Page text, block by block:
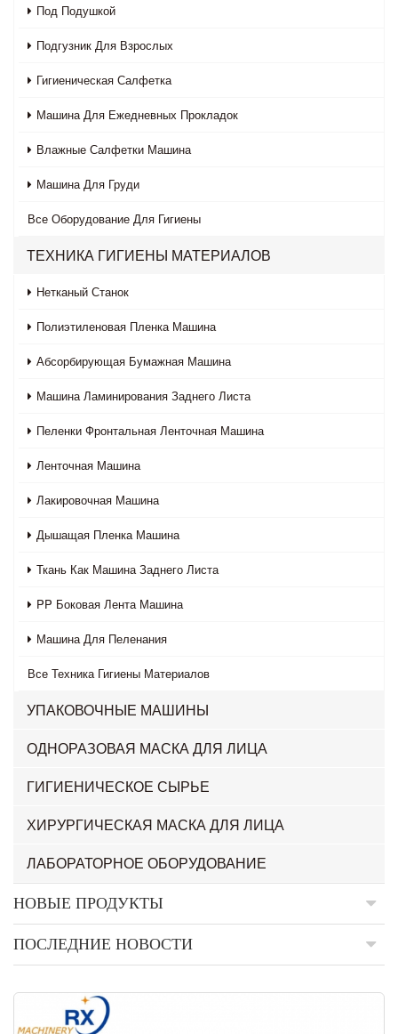
Под Подушкой
Подгузник Для Взрослых
Гигиеническая Салфетка
Машина Для Ежедневных Прокладок
Влажные Салфетки Машина
Машина Для Груди
Все Оборудование Для Гигиены
ТЕХНИКА ГИГИЕНЫ МАТЕРИАЛОВ
Нетканый Станок
Полиэтиленовая Пленка Машина
Абсорбирующая Бумажная Машина
Машина Ламинирования Заднего Листа
Пеленки Фронтальная Ленточная Машина
Ленточная Машина
Лакировочная Машина
Дышащая Пленка Машина
Ткань Как Машина Заднего Листа
PP Боковая Лента Машина
Машина Для Пеленания
Все Техника Гигиены Материалов
УПАКОВОЧНЫЕ МАШИНЫ
ОДНОРАЗОВАЯ МАСКА ДЛЯ ЛИЦА
ГИГИЕНИЧЕСКОЕ СЫРЬЕ
ХИРУРГИЧЕСКАЯ МАСКА ДЛЯ ЛИЦА
ЛАБОРАТОРНОЕ ОБОРУДОВАНИЕ
НОВЫЕ ПРОДУКТЫ
ПОСЛЕДНИЕ НОВОСТИ